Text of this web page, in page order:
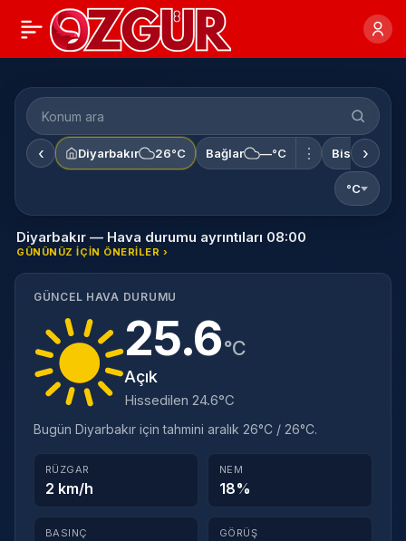
‹ Diyarbakır 26°C Bağlar —°C ⋮ Bismil
›
°C
Diyarbakır — Hava durumu ayrıntıları 08:00
GÜNÜNÜZ IÇIN ÖNERILER ›
GÜNCEL HAVA DURUMU
25.6°C
Açık
Hissedilen 24.6°C
Bugün Diyarbakır için tahmini aralık 26°C / 26°C.
RÜZGAR
2 km/h
NEM
18%
BASINÇ GÖRÜŞ